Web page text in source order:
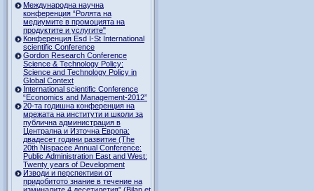
Международна научна
конференция “Ролята на
медиумите в промоцията на
продуктите и услугите"
Конференция Esd I-St International
scientific Conference
Gordon Research Сonference
Science & Technology Policy:
Science and Technology Policy in
Global Context
International scientific Conference
“Economics and Management-2012”
20-та годишна конференция на
мрежата на институти и школи за
публична администрация в
Централна и Източна Европа:
двадесет години развитие (The
20th Nispacee Annual Conference:
Public Administration East and West:
Twenty years of Development
Изводи и перспективи от
придобитото знание в течение на